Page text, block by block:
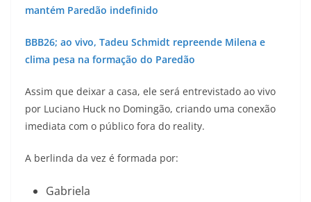
mantém Paredão indefinido
BBB26; ao vivo, Tadeu Schmidt repreende Milena e
clima pesa na formação do Paredão
Assim que deixar a casa, ele será entrevistado ao vivo
por Luciano Huck no Domingão, criando uma conexão
imediata com o público fora do reality.
A berlinda da vez é formada por:
Gabriela